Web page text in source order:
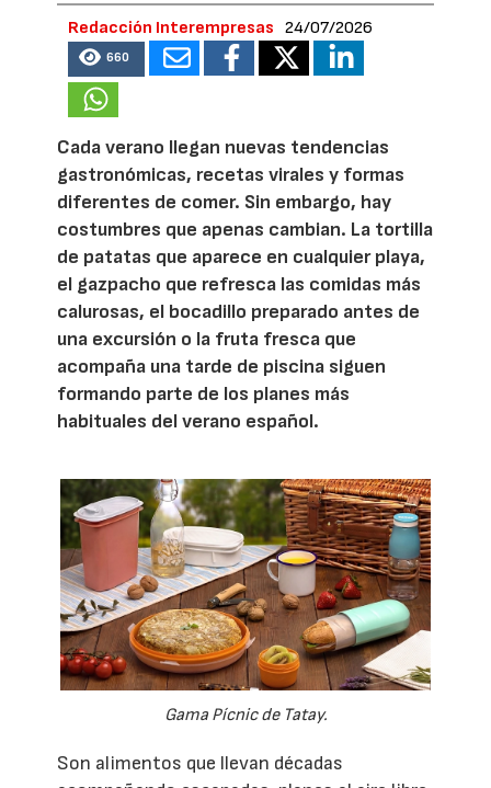
Redacción Interempresas 24/07/2026
660
Cada verano llegan nuevas tendencias
gastronómicas, recetas virales y formas
diferentes de comer. Sin embargo, hay
costumbres que apenas cambian. La tortilla
de patatas que aparece en cualquier playa,
el gazpacho que refresca las comidas más
calurosas, el bocadillo preparado antes de
una excursión o la fruta fresca que
acompaña una tarde de piscina siguen
formando parte de los planes más
habituales del verano español.
Gama Pícnic de Tatay.
Son alimentos que llevan décadas